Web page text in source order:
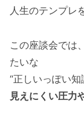
人生のテンプレ
この座談会では
たいな
“正しいっぽい知
見えにくい圧力